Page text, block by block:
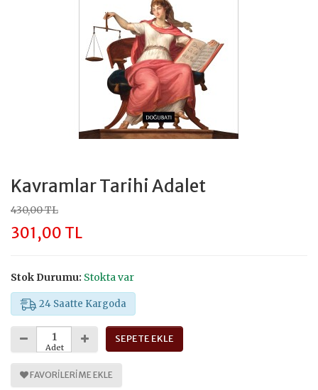
Kavramlar Tarihi Adalet
430,00 TL
301,00 TL
Stok Durumu: Stokta var
24 Saatte Kargoda
Adet
SEPETE EKLE
FAVORILERIME EKLE